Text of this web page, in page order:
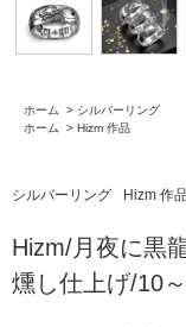
ホーム > シルバーリング
ホーム
> Hizm 作品
シルバーリング Hizm 作品
Hizm/月夜に黒
燻し仕上げ/10